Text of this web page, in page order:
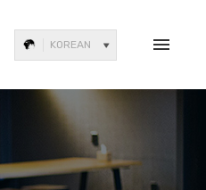
KOREAN